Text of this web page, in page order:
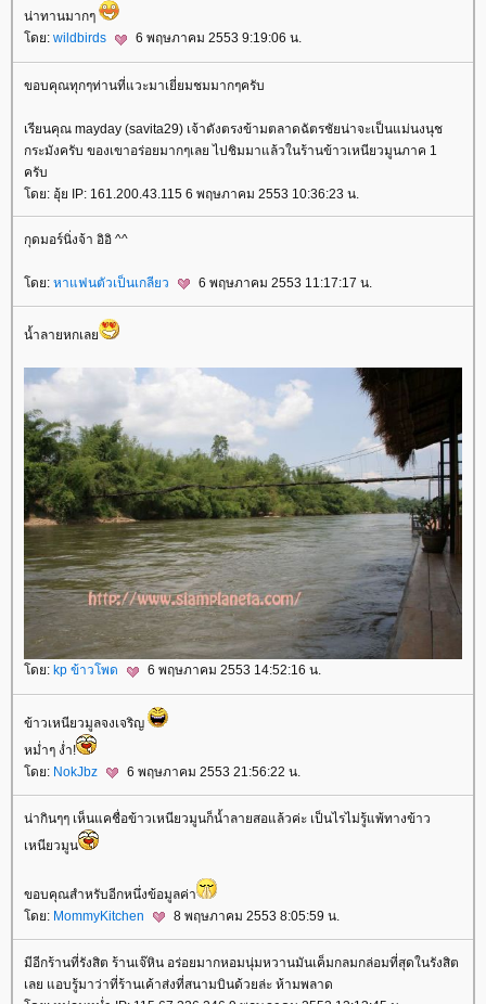
น่าทานมากๆ
ดย: wildbirds 6 พฤษภาคม 2553 9:19:06 น.
ขอบคุณทุกๆท่านที่แวะมาเยี่ยมชมมากๆครับ
เรียนคุณ mayday (savita29) เจ้าดังตรงข้ามตลาดฉัตรชัยน่าจะเป็นแม่นงนุช
กระมังครับ ของเขาอร่อยมากๆเลย ไปชิมมาแล้วในร้านข้าวเหนียวมูนภาค 1
ครับ
ดย: อุ้ย IP: 161.200.43.115 6 พฤษภาคม 2553 10:36:23 น.
กุดมอร์นิ่งจ้า อิอิ ^^
ดย: หาแฟนตัวเป็นเกลียว 6 พฤษภาคม 2553 11:17:17 น.
น้ำลายหกเล
ดย: kp ข้าวโพด 6 พฤษภาคม 2553 14:52:16 น.
ข้าวเหนียวมูลจงเจริญ
หม่ำๆ ง่ำ!
ดย: NokJbz 6 พฤษภาคม 2553 21:56:22 น.
น่ากินๆๆ เห็นแคชื่อข้าวเหนียวมูนก็น้ำลายสอแล้วค่ะ เป็นไรไม่รู้แพ้ทางข้าว
เหนียวมูน
ขอบคุณสำหรับอีกหนึ่งข้อมูลค่า
ดย: MommyKitchen 8 พฤษภาคม 2553 8:05:59 น.
มีอีกร้านที่รังสิต ร้านเจ๊หิน อร่อยมากหอมนุ่มหวานมันเค็มกลมกล่อมที่สุดในรังสิต
เลย แอบรู้มาว่าที่ร้านเค้าส่งที่สนามบินด้วยล่ะ ห้ามพลาด